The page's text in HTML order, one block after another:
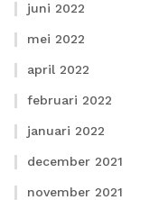
juni 2022
mei 2022
april 2022
februari 2022
januari 2022
december 2021
november 2021